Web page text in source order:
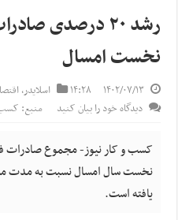
رشد ۲۰ درصدی
نخست امسال
۱۴۰۲/۰۷/۱۳ ۱۴:۲۸ اسلایدر,
دیدگاه خود را بیان کنید
منبع: کسب
کسب و کار نیوز- مجموع صادرات
یافته است.